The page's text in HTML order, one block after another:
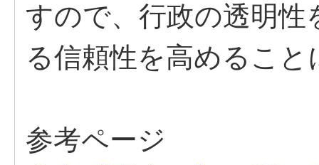
すので、行政の透明性
る信頼性を高めるこ
参考ページ